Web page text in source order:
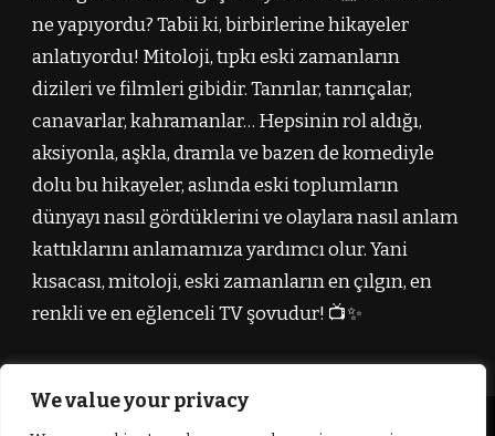
We value your privacy
ne yapıyordu? Tabii ki, birbirlerine hikayeler
anlatıyordu! Mitoloji, tıpkı eski zamanların
dizileri ve filmleri gibidir. Tanrılar, tanrıçalar,
canavarlar, kahramanlar… Hepsinin rol aldığı,
aksiyonla, aşkla, dramla ve bazen de komediyle
dolu bu hikayeler, aslında eski toplumların
dünyayı nasıl gördüklerini ve olaylara nasıl anlam
kattıklarını anlamamıza yardımcı olur. Yani
kısacası, mitoloji, eski zamanların en çılgın, en
renkli ve en eğlenceli TV şovudur! 📺✨